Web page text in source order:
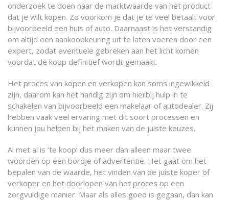
onderzoek te doen naar de marktwaarde van het product
dat je wilt kopen. Zo voorkom je dat je te veel betaalt voor
bijvoorbeeld een huis of auto. Daarnaast is het verstandig
om altijd een aankoopkeuring uit te laten voeren door een
expert, zodat eventuele gebreken aan het licht komen
voordat de koop definitief wordt gemaakt.
Het proces van kopen en verkopen kan soms ingewikkeld
zijn, daarom kan het handig zijn om hierbij hulp in te
schakelen van bijvoorbeeld een makelaar of autodealer. Zij
hebben vaak veel ervaring met dit soort processen en
kunnen jou helpen bij het maken van de juiste keuzes.
Al met al is ’te koop’ dus meer dan alleen maar twee
woorden op een bordje of advertentie. Het gaat om het
bepalen van de waarde, het vinden van de juiste koper of
verkoper en het doorlopen van het proces op een
zorgvuldige manier. Maar als alles goed is gegaan, dan kan